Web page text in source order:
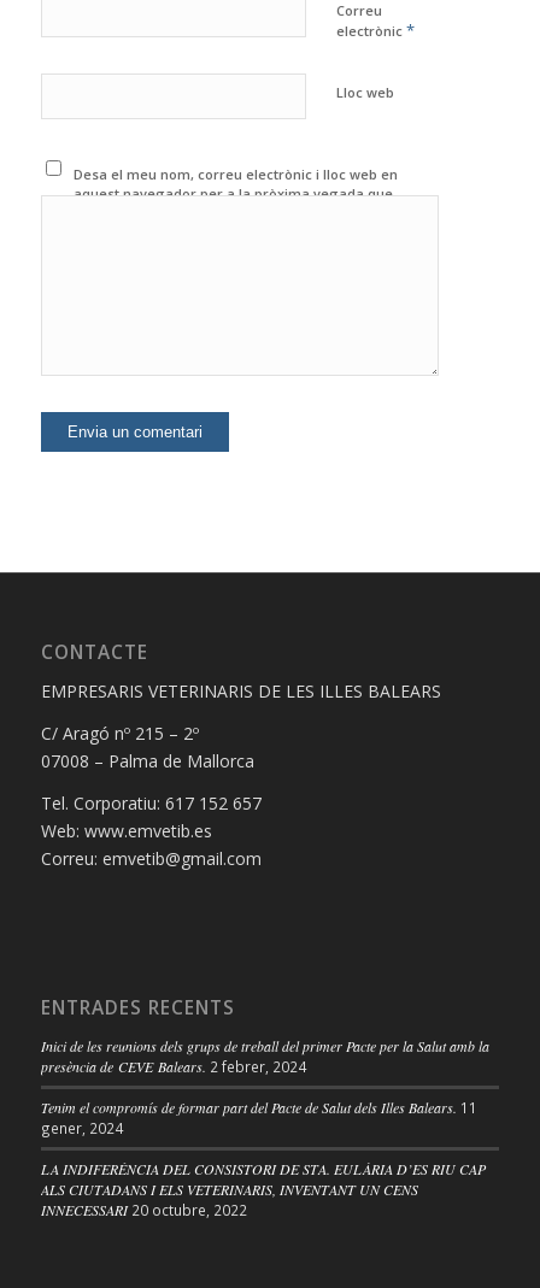
Correu
electrònic *
Lloc web
Desa el meu nom, correu electrònic i lloc web en
aquest navegador per a la pròxima vegada que
CONTACTE
EMPRESARIS VETERINARIS DE LES ILLES BALEARS
C/ Aragó nº 215 – 2º
07008 – Palma de Mallorca
Tel. Corporatiu: 617 152 657
Web: www.emvetib.es
Correu: emvetib@gmail.com
ENTRADES RECENTS
Inici de les reunions dels grups de treball del primer Pacte per la Salut amb la
presència de CEVE Balears. 2 febrer, 2024
Tenim el compromís de formar part del Pacte de Salut dels Illes Balears. 11
gener, 2024
LA INDIFERÈNCIA DEL CONSISTORI DE STA. EULÀRIA D’ES RIU CAP
ALS CIUTADANS I ELS VETERINARIS, INVENTANT UN CENS
INNECESSARI 20 octubre, 2022